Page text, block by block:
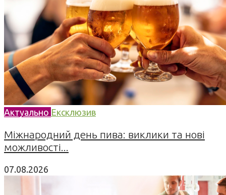
Актуально Ексклюзив
Міжнародний день пива: виклики та нові
можливості...
07.08.2026